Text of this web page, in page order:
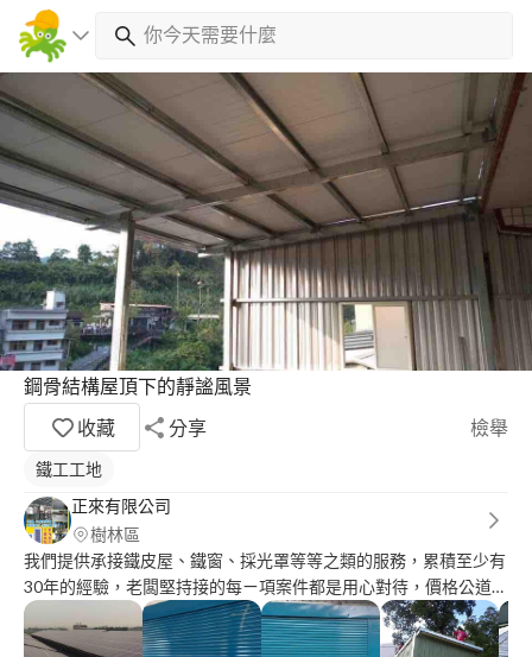
鋼骨結構屋頂下的靜謐風景
收藏
分享 檢舉
鐵工工地
正來有限公司
樹林區
我們提供承接鐵皮屋、鐵窗、採光罩等等之類的服務，累積至少有
30年的經驗，老闆堅持接的每ㄧ項案件都是用心對待，價格公道、
品質保證，幾乎接洽過的客戶有需要都會再回顧